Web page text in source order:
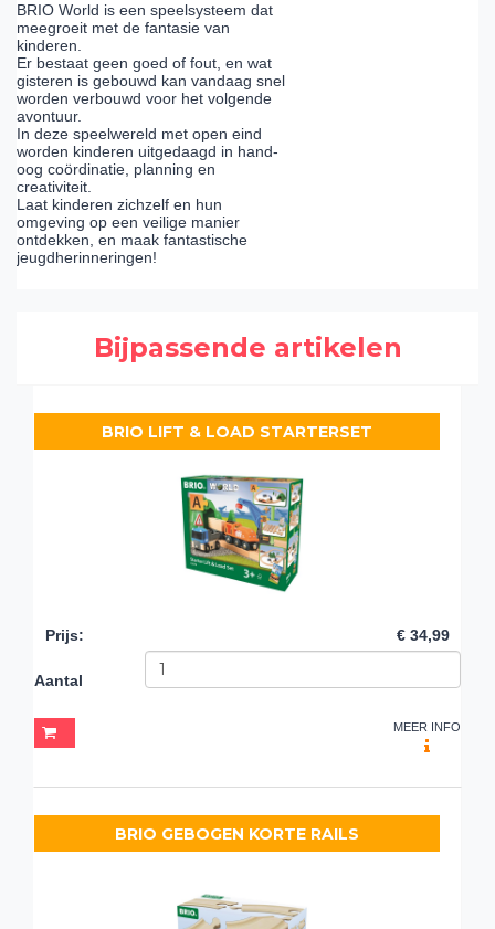
BRIO World is een speelsysteem dat
meegroeit met de fantasie van
kinderen.
Er bestaat geen goed of fout, en wat
gisteren is gebouwd kan vandaag snel
worden verbouwd voor het volgende
avontuur.
In deze speelwereld met open eind
worden kinderen uitgedaagd in hand-
oog coördinatie, planning en
creativiteit.
Laat kinderen zichzelf en hun
omgeving op een veilige manier
ontdekken, en maak fantastische
jeugdherinneringen!
Bijpassende artikelen
BRIO LIFT & LOAD STARTERSET
Prijs: € 34,99
Aantal
MEER INFO
BRIO GEBOGEN KORTE RAILS